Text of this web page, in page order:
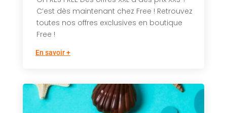
C’est dès maintenant chez Free ! Retrouvez
toutes nos offres exclusives en boutique
Free !
En savoir +